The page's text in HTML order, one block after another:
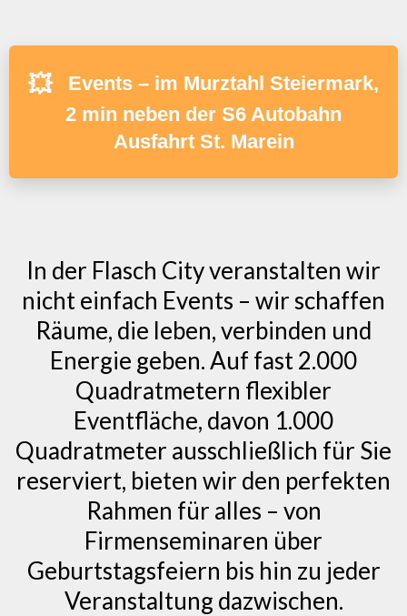
💥
Events – im Murztahl Steiermark,
2 min neben der S6 Autobahn
Ausfahrt St. Marein
In der Flasch City veranstalten wir
nicht einfach Events – wir schaffen
Räume, die leben, verbinden und
Energie geben. Auf fast 2.000
Quadratmetern flexibler
Eventfläche, davon 1.000
Quadratmeter ausschließlich für Sie
reserviert, bieten wir den perfekten
Rahmen für alles – von
Firmenseminaren über
Geburtstagsfeiern bis hin zu jeder
Veranstaltung dazwischen.